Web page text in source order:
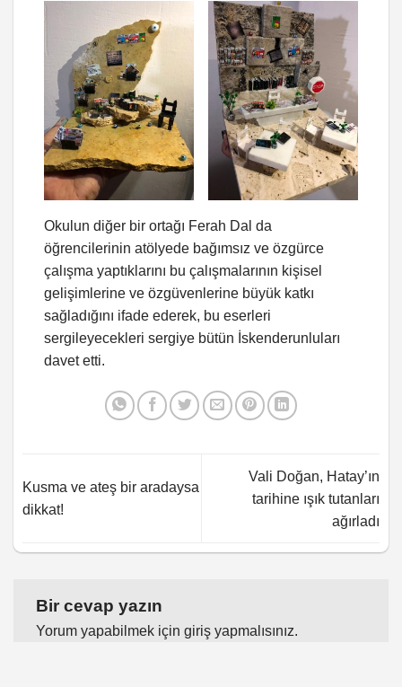
Okulun diğer bir ortağı Ferah Dal da
öğrencilerinin atölyede bağımsız ve özgürce
çalışma yaptıklarını bu çalışmalarının kişisel
gelişimlerine ve özgüvenlerine büyük katkı
sağladığını ifade ederek, bu eserleri
sergileyecekleri sergiye bütün İskenderunluları
davet etti.
Kusma ve ateş bir aradaysa
dikkat!
Vali Doğan, Hatay’ın
tarihine ışık tutanları
ağırladı
Bir cevap yazın
Yorum yapabilmek için giriş yapmalısınız.